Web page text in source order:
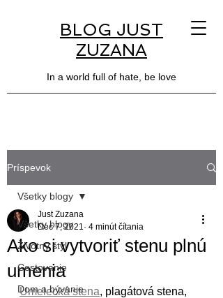
BLOG JUST
ZUZANA
In a world full of hate, be love
Príspevok
Všetky blogy
Životný štýl
Cestovanie
Dom a bývanie
Všetky blogy
Ako si vytvoriť stenu plnú
umenia
Just Zuzana
Dec 7, 2021 4 minút čítania
Umelecká stena, plagátová stena,